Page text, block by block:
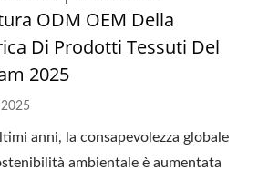
ODM OEM Della
Di Prodotti Tessuti Del
2025
anni, la consapevolezza globale
ambientale è aumentata